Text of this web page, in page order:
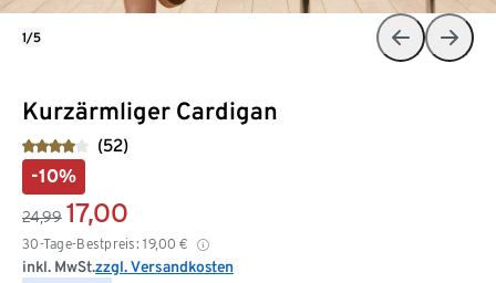
Kurzärmliger Cardigan
(52)
-10%
24,99 17,00
30-Tage-Bestpreis: 19,00 €
inkl. MwSt.zzgl. Versandkosten
1/5